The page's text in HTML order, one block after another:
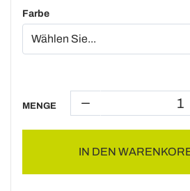
Farbe
MENGE
IN DEN